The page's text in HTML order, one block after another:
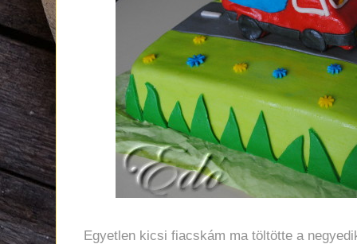
Egyetlen kicsi fiacskám ma töltötte a